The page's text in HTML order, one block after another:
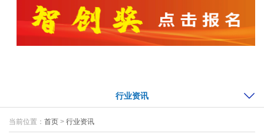
行业资讯
当前位置： 首页 > 行业资讯